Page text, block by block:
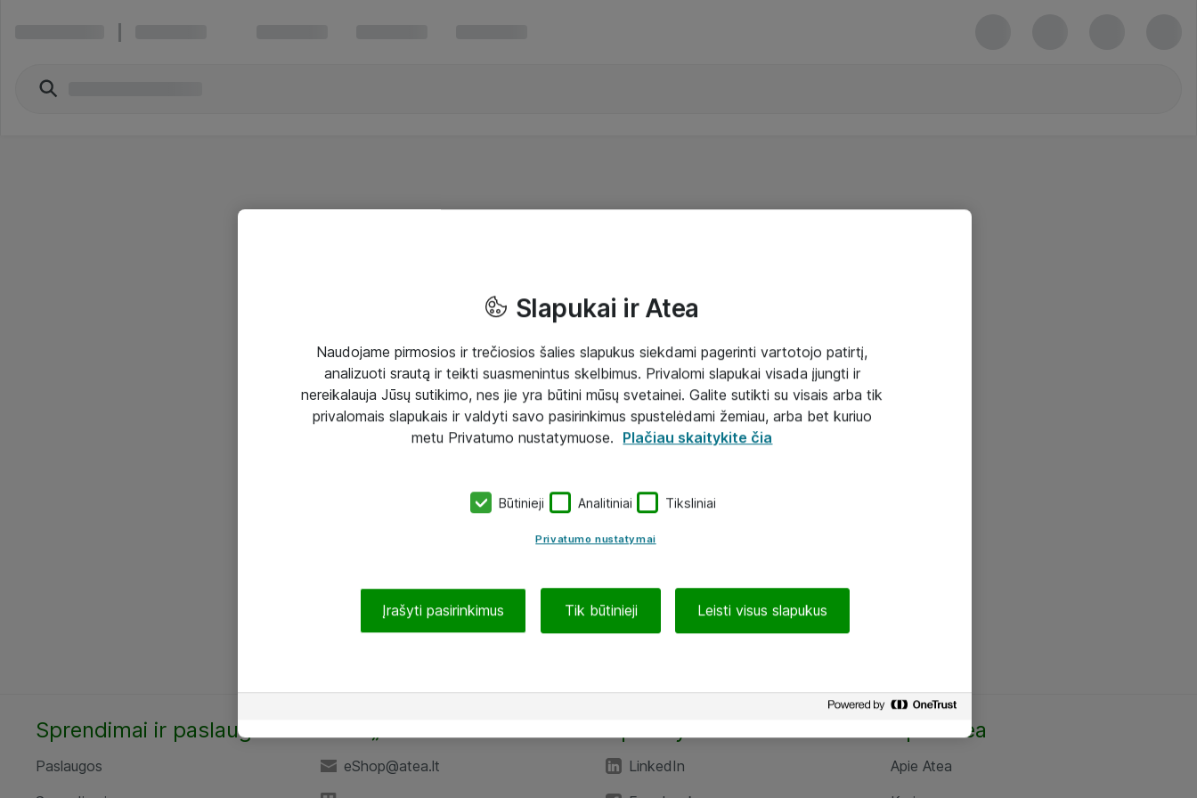
Sprendimai ir paslaugos
Paslaugos
eShop@atea.lt
LinkedIn
Apie Atea
Apie Atea
Slapukai ir Atea
Naudojame pirmosios ir trečiosios šalies slapukus siekdami pagerinti vartotojo patirtį,
analizuoti srautą ir teikti suasmenintus skelbimus. Privalomi slapukai visada įjungti ir
nereikalauja Jūsų sutikimo, nes jie yra būtini mūsų svetainei. Galite sutikti su visais arba tik
privalomais slapukais ir valdyti savo pasirinkimus spustelėdami žemiau, arba bet kuriuo
metu Privatumo nustatymuose. Plačiau skaitykite čia
Būtinieji Analitiniai Tiksliniai
Privatumo nustatymai
Įrašyti pasirinkimus Tik būtinieji Leisti visus slapukus